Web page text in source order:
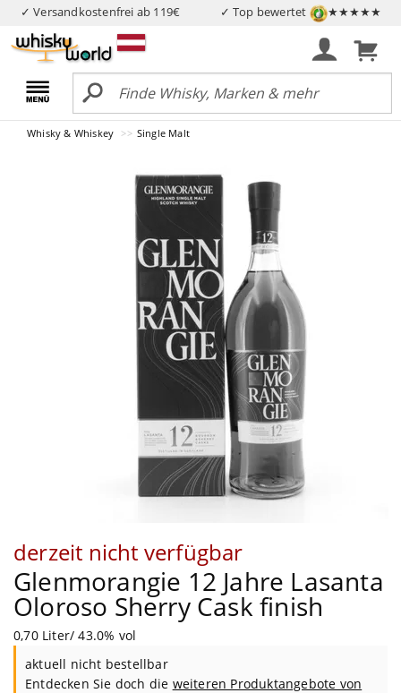
✓ Versandkostenfrei ab 119€ ✓ Top bewertet ★★★★★
Whisky & Whiskey Single Malt
derzeit nicht verfügbar
Glenmorangie 12 Jahre Lasanta
Oloroso Sherry Cask finish
0,70 Liter/ 43.0% vol
aktuell nicht bestellbar
Entdecken Sie doch die weiteren Produktangebote von